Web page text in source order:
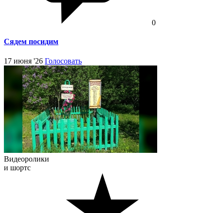
0
Сядем посидим
17 июня '26 Голосовать
Видеоролики
и шортс